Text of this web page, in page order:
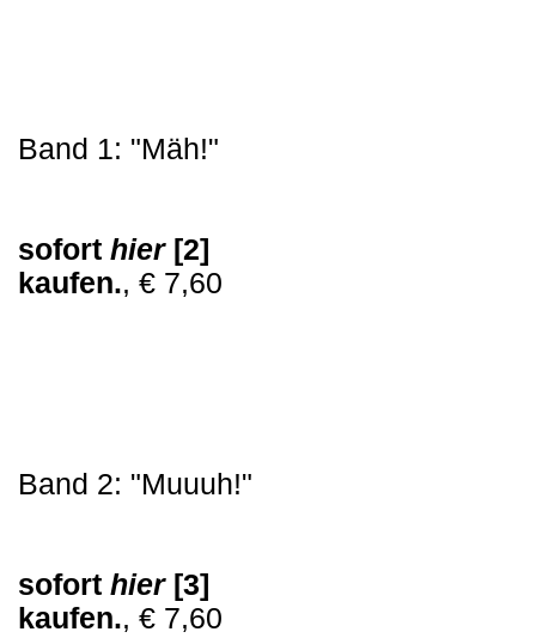
Band 1: "Mäh!"
sofort hier[2]
kaufen., € 7,60
Band 2: "Muuuh!"
sofort hier[3]
kaufen., € 7,60